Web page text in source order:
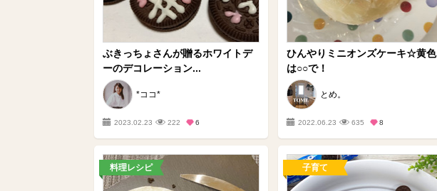
ぶきっちょさんが贈るホワイトデ
ーのデコレーション...
*ココ*
2023.02.23 222 6
ひんやりミニオンズケーキ☆黄色
は○○で！
とめ。
2022.06.23 635 8
料理レシピ 子育て